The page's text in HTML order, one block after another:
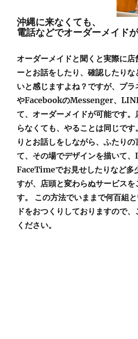
沖縄に来なくても、
電話などでオーダーメイド
オーダーメイドと聞くと実際に
ーとお話をしたり、確認したり
いと感じますよね？ですが、プ
やFacebookのMessenger、
て、オーダーメイドが可能です。
らなくても、やることは同じで
りとお話しをしながら、ふたり
て、その場でデザインを描いて、
FaceTimeでお見せしたりなど多
すが、店頭と変わらぬサービスを
す。 この方法でいままで何百組
ドをおつくりしておりますので、
ください。